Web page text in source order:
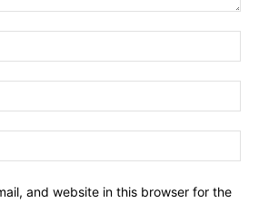
and website in this browser for the